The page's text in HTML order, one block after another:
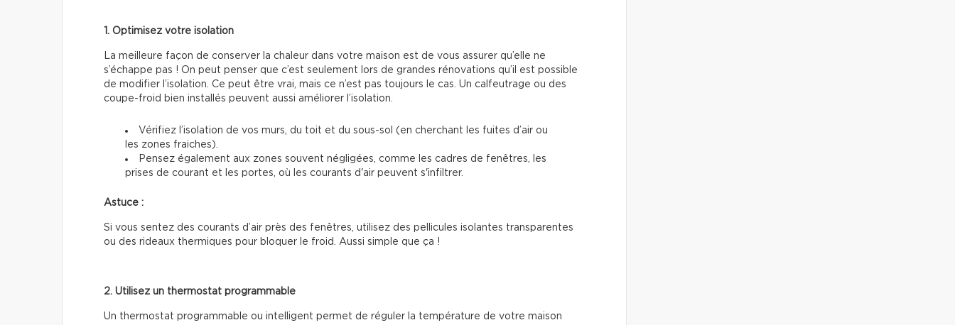
1. Optimisez votre isolation
La meilleure façon de conserver la chaleur dans votre maison est de vous assurer qu’elle ne
s’échappe pas ! On peut penser que c’est seulement lors de grandes rénovations qu’il est possible
de modifier l’isolation. Ce peut être vrai, mais ce n’est pas toujours le cas. Un calfeutrage ou des
coupe-froid bien installés peuvent aussi améliorer l’isolation.
Vérifiez l’isolation de vos murs, du toit et du sous-sol (en cherchant les fuites d’air ou
les zones fraiches).
Pensez également aux zones souvent négligées, comme les cadres de fenêtres, les
prises de courant et les portes, où les courants d'air peuvent s'infiltrer.
Astuce :
Si vous sentez des courants d’air près des fenêtres, utilisez des pellicules isolantes transparentes
ou des rideaux thermiques pour bloquer le froid. Aussi simple que ça !
2. Utilisez un thermostat programmable
Un thermostat programmable ou intelligent permet de réguler la température de votre maison